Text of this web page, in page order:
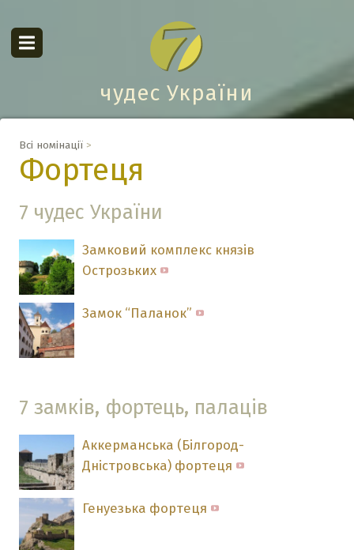
чудес України
Всі номінації >
Фортеця
7 чудес України
Замковий комплекс князів
Острозьких
Замок “Паланок”
7 замків, фортець, палаців
Аккерманська (Білгород-
Дністровська) фортеця
Генуезька фортеця